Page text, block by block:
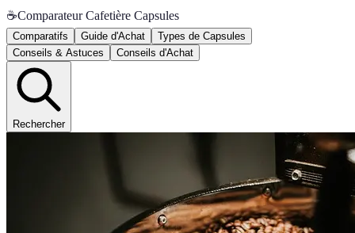
☕Comparateur Cafetière Capsules
Comparatifs Guide d'Achat
Types de Capsules
Conseils & Astuces
Conseils d'Achat
Rechercher